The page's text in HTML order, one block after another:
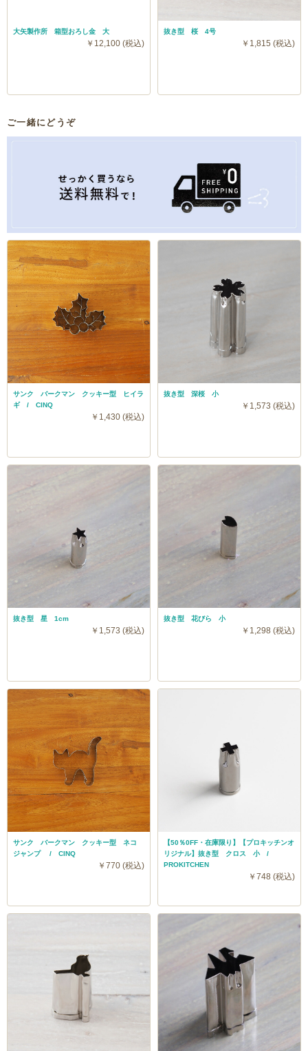
大矢製作所 箱型おろし金 大
￥12,100 (税込)
抜き型 桜 4号
￥1,815 (税込)
ご一緒にどうぞ
サンク バークマン クッキー型 ヒイラ
ギ / CINQ
￥1,430 (税込)
抜き型 深桜 小
￥1,573 (税込)
抜き型 星 1cm
￥1,573 (税込)
抜き型 花びら 小
￥1,298 (税込)
サンク バークマン クッキー型 ネコ
ジャンプ / CINQ
￥770 (税込)
【50％0FF・在庫限り】【プロキッチンオ
リジナル】抜き型 クロス 小 /
PROKITCHEN
￥748 (税込)